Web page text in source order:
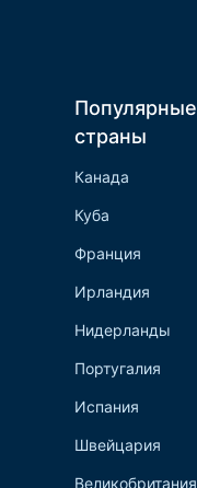
Популярные
страны
Канада
Куба
Франция
Ирландия
Нидерланды
Португалия
Испания
Швейцария
Великобритания